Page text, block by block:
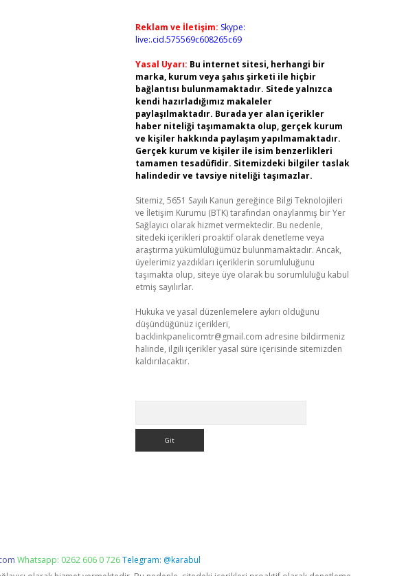
Reklam ve İletişim: Skype:
live:.cid.575569c608265c69
Yasal Uyarı: Bu internet sitesi, herhangi bir
marka, kurum veya şahıs şirketi ile hiçbir
bağlantısı bulunmamaktadır. Sitede yalnızca
kendi hazırladığımız makaleler
paylaşılmaktadır. Burada yer alan içerikler
haber niteliği taşımamakta olup, gerçek kurum
ve kişiler hakkında paylaşım yapılmamaktadır.
Gerçek kurum ve kişiler ile isim benzerlikleri
tamamen tesadüfidir. Sitemizdeki bilgiler taslak
halindedir ve tavsiye niteliği taşımazlar.
Sitemiz, 5651 Sayılı Kanun gereğince Bilgi Teknolojileri
ve İletişim Kurumu (BTK) tarafından onaylanmış bir Yer
Sağlayıcı olarak hizmet vermektedir. Bu nedenle,
sitedeki içerikleri proaktif olarak denetleme veya
araştırma yükümlülüğümüz bulunmamaktadır. Ancak,
üyelerimiz yazdıkları içeriklerin sorumluluğunu
taşımakta olup, siteye üye olarak bu sorumluluğu kabul
etmiş sayılırlar.
Hukuka ve yasal düzenlemelere aykırı olduğunu
düşündüğünüz içerikleri,
backlinkpanelicomtr@gmail.com adresine bildirmeniz
halinde, ilgili içerikler yasal süre içerisinde sitemizden
kaldırılacaktır.
Whatsapp: 0262 606 0 726Telegram: @karabul